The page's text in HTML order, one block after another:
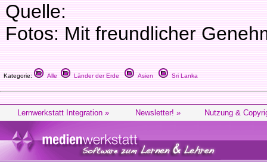
Quelle:
Fotos: Mit freundlicher
Kategorie: Alle Länder der Erde Asien Sri Lanka
Lernwerkstatt Integration » Newsletter! » Nutzung &